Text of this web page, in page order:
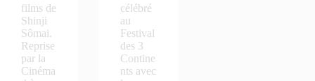
films de
Shinji
Sômai.
Reprise
par la
Cinéma
célébré
au
Festival
des 3
Contine
nts avec